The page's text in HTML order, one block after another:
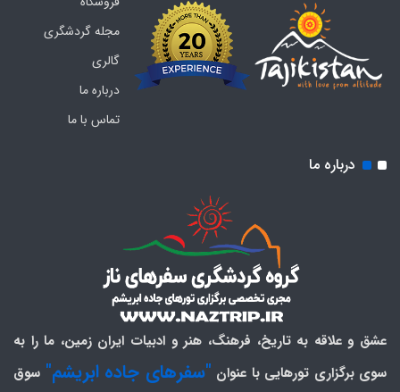
مجله گردشگری
گالری
درباره ما
تماس با ما
درباره ما
عشق و علاقه به تاریخ، فرهنگ، هنر و ادبیات ایران زمین، ما را به
سوی برگزاری تورهایی با عنوان "سفرهای جاده ابریشم" سوق